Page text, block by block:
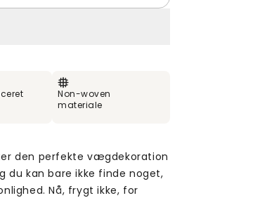
Non-woven
materiale
den perfekte vægdekoration
du kan bare ikke finde noget,
Nå, frygt ikke, for